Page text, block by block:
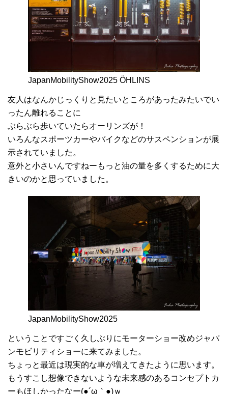
JapanMobilityShow2025 ÖHLINS
友人はなんかじっくりと見たいところがあったみたいでい
ったん離れることに
ぶらぶら歩いていたらオーリンズが！
いろんなスポーツカーやバイクなどのサスペンションが展
示されていました。
意外と小さいんですねーもっと油の量を多くするために大
きいのかと思っていました。
JapanMobilityShow2025
ということですごく久しぶりにモーターショー改めジャパ
ンモビリティショーに来てみました。
ちょっと最近は現実的な車が増えてきたように思います。
もうすこし想像できないような未来感のあるコンセプトカ
ーもほしかったなー(●´ω｀●)ｗ